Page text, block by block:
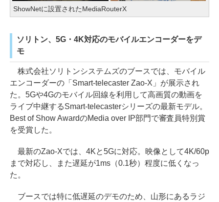
ShowNetに設置されたMediaRouterX
ソリトン、5G・4K対応のモバイルエンコーダーをデ
モ
株式会社ソリトンシステムズのブースでは、モバイル
エンコーダーの「Smart-telecaster Zao-X」が展示され
た。5Gや4Gのモバイル回線を利用して高画質の動画を
ライブ中継するSmart-telecasterシリーズの最新モデル。
Best of Show AwardのMedia over IP部門で審査員特別賞
を受賞した。
最新のZao-Xでは、4Kと5Gに対応。映像として4K/60p
まで対応し、また遅延が1ms（0.1秒）程度に低くなっ
た。
ブースでは特に低遅延のデモのため、山形にあるラジ